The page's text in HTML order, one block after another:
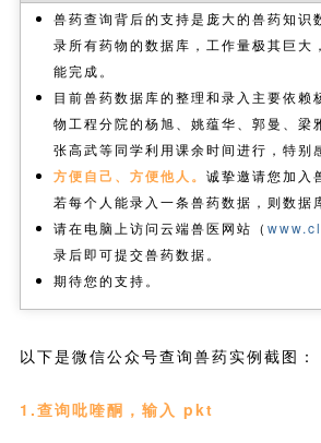
兽药查询背后的支持是庞大的兽药知识
录所有药物的数据库，工作量极其巨大
能完成。
目前兽药数据库的整理和录入主要依赖
物工程分院的杨旭、姚蕴华、郭曼、梁
张高武等同学利用课余时间进行，特别
方便自己、方便他人。 诚挚邀请您加入
若每个人能录入一条兽药数据，则数据
请在电脑上访问云端兽医网站（
录后即可提交兽药数据。
期待您的支持。
以下是微信公众号查询兽药实例截图：
1.查询吡喹酮，输入 pkt